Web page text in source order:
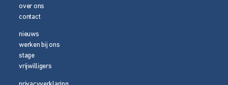
over ons
contact
nieuws
werken bij ons
stage
vrijwilligers